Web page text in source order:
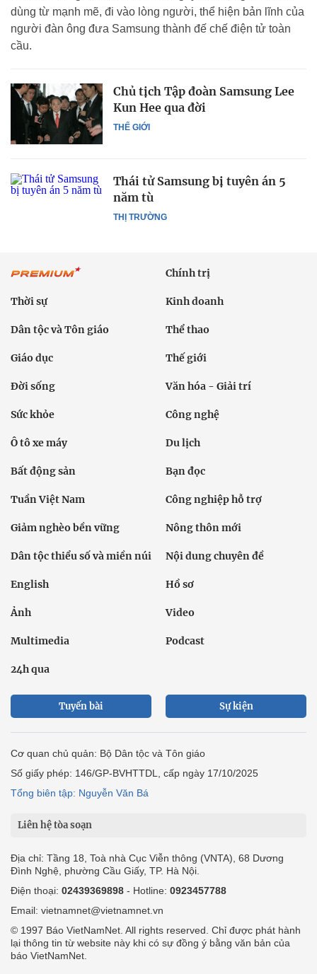
dùng từ mạnh mẽ, đi vào lòng người, thể hiện bản lĩnh của
người đàn ông đưa Samsung thành đế chế điện tử toàn
cầu.
THẾ GIỚI
Chủ tịch Tập đoàn Samsung Lee
Kun Hee qua đời
THỊ TRƯỜNG
Thái tử Samsung bị tuyên án 5
năm tù
Chính trị
Thời sự Kinh doanh
Dân tộc và Tôn giáo Thể thao
Giáo dục Thế giới
Đời sống Văn hóa - Giải trí
Sức khỏe Công nghệ
Ô tô xe máy Du lịch
Bất động sản Bạn đọc
Tuần Việt Nam Công nghiệp hỗ trợ
Giảm nghèo bền vững Nông thôn mới
Dân tộc thiểu số và miền núi Nội dung chuyên đề
English Hồ sơ
Ảnh Video
Multimedia Podcast
24h qua
Tuyến bài Sự kiện
Cơ quan chủ quản: Bộ Dân tộc và Tôn giáo
Số giấy phép: 146/GP-BVHTTDL, cấp ngày 17/10/2025
Tổng biên tập: Nguyễn Văn Bá
Liên hệ tòa soạn
Địa chỉ: Tầng 18, Toà nhà Cục Viễn thông (VNTA), 68 Dương
Đình Nghệ, phường Cầu Giấy, TP. Hà Nội.
Điện thoại: 02439369898 - Hotline: 0923457788
Email: vietnamnet@vietnamnet.vn
© 1997 Báo VietNamNet. All rights reserved. Chỉ được phát hành
lại thông tin từ website này khi có sự đồng ý bằng văn bản của
báo VietNamNet.